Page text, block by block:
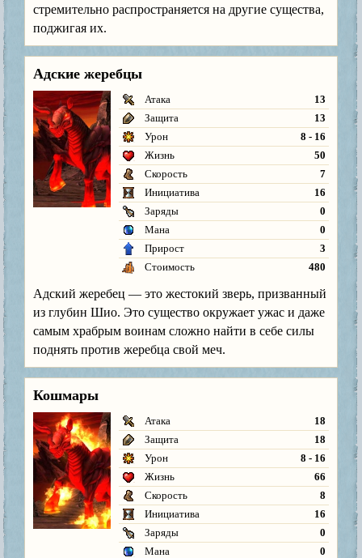
стремительно распространяется на другие существа,
поджигая их.
Адские жеребцы
Атака
13
Защита
13
Урон
8 - 16
Жизнь
50
Скорость
7
Инициатива
16
Заряды
0
Мана
0
Прирост
3
Стоимость
480
Адский жеребец — это жестокий зверь, призванный
из глубин Шио. Это существо окружает ужас и даже
самым храбрым воинам сложно найти в себе силы
поднять против жеребца свой меч.
Кошмары
Атака
18
Защита
18
Урон
8 - 16
Жизнь
66
Скорость
8
Инициатива
16
Заряды
0
Мана
0